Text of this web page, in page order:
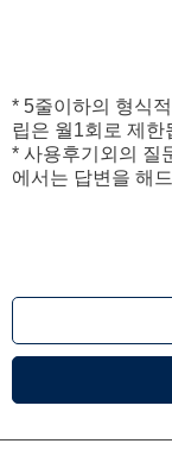
* 5줄이하의 형식
립은 월1회로 제한
* 사용후기외의 질
에서는 답변을 해